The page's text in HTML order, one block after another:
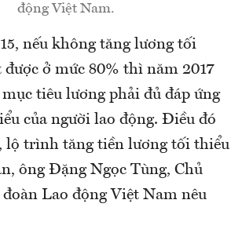
động Việt Nam.
nếu không tăng lương tối
ở mức 80% thì năm 2017
tiêu lương phải đủ đáp ứng
của người lao động. Điều đó
lộ trình tăng tiền lương tối thiểu
ông Đặng Ngọc Tùng, Chủ
Lao động Việt Nam nêu